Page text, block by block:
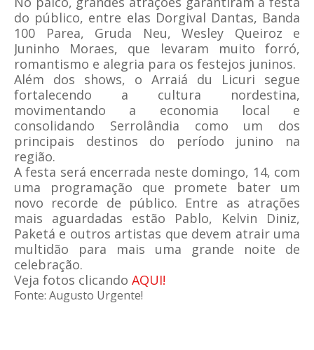
do público, entre elas Dorgival Dantas, Banda
100 Parea, Gruda Neu, Wesley Queiroz e
Juninho Moraes, que levaram muito forró,
romantismo e alegria para os festejos juninos.
Além dos shows, o Arraiá du Licuri segue
fortalecendo a cultura nordestina,
movimentando a economia local e
consolidando Serrolândia como um dos
principais destinos do período junino na
região.
A festa será encerrada neste domingo, 14, com
uma programação que promete bater um
novo recorde de público. Entre as atrações
mais aguardadas estão Pablo, Kelvin Diniz,
Paketá e outros artistas que devem atrair uma
multidão para mais uma grande noite de
celebração.
Veja fotos clicando AQUI!
Fonte: Augusto Urgente!